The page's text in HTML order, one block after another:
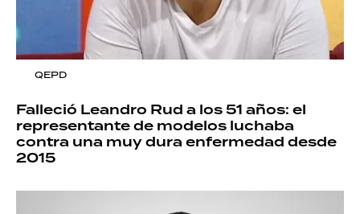
QEPD
Falleció Leandro Rud a los 51 años: el
representante de modelos luchaba
contra una muy dura enfermedad desde
2015